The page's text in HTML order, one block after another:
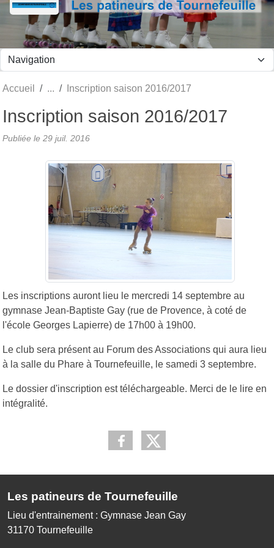
Accueil Inscription saison 2016/2017
Inscription saison 2016/2017
Publiée le 29 juil. 2016
Les inscriptions auront lieu le mercredi 14 septembre au
gymnase Jean-Baptiste Gay (rue de Provence, à coté de
l'école Georges Lapierre) de 17h00 à 19h00.
Le club sera présent au Forum des Associations qui aura lieu
à la salle du Phare à Tournefeuille, le samedi 3 septembre.
Le dossier d'inscription est téléchargeable. Merci de le lire en
intégralité.
Les patineurs de Tournefeuille
Lieu d'entrainement : Gymnase Jean Gay
31170 Tournefeuille
Panneau de gestion des cookies